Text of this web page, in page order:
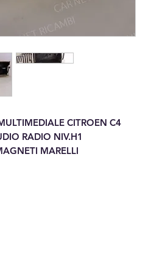
CITROEN C4
RADIO NIV.H1
MARELLI